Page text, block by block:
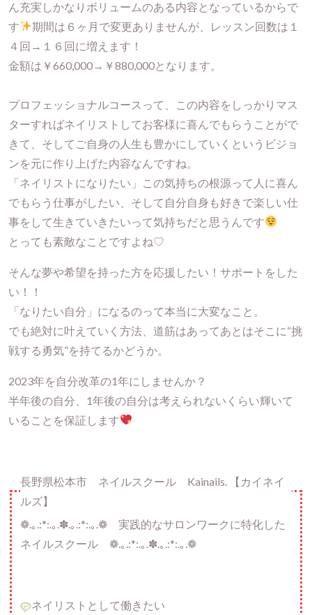
ん充実しかなりボリュームのある内容となっているからで
す
期間は６ヶ月で変更ありませんが、レッスン回数は１
４回→１６回に増えます！
金額は￥660,000→￥880,000となります。
プロフェッショナルコースって、この内容をしっかりマス
ターすればネイリストしてお客様に喜んでもらうことがで
きて、そしてご自身の人生も豊かにしていくというビジョ
ンを元に作り上げた内容なんですね。
「ネイリストになりたい」この気持ちの根源って人に喜ん
でもらう仕事がしたい、そして自分自身も好きで楽しい仕
事をして生きていきたいって気持ちだと思うんです
とっても素敵なことですよね♡
そんな夢や希望を持った方を応援したい！サポートをした
い！！
「なりたい自分」になるのって本当に大変なこと。
でも絶対に叶えていく方法、道筋はあってあとはそこに“挑
戦する勇気”を持てるかどうか。
2023年を自分改革の1年にしませんか？
半年後の自分、1年後の自分は考えられないくらい輝いて
いることを保証します
長野県松本市 ネイルスクール Kainails. 【カイネイ
ルズ】
❁.｡.:*:.｡.✽.｡.:*:.｡.❁ 実践的なサロンワークに特化した
ネイルスクール ❁.｡.:*:.｡.✽.｡.:*:.｡.❁
ネイリストとして働きたい